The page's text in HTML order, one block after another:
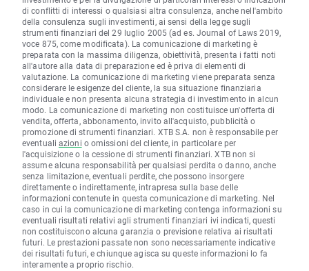
di conflitti di interessi o qualsiasi altra consulenza, anche nell'ambito
della consulenza sugli investimenti, ai sensi della legge sugli
strumenti finanziari del 29 luglio 2005 (ad es. Journal of Laws 2019,
voce 875, come modificata). La comunicazione di marketing è
preparata con la massima diligenza, obiettività, presenta i fatti noti
all'autore alla data di preparazione ed è priva di elementi di
valutazione. La comunicazione di marketing viene preparata senza
considerare le esigenze del cliente, la sua situazione finanziaria
individuale e non presenta alcuna strategia di investimento in alcun
modo. La comunicazione di marketing non costituisce un'offerta di
vendita, offerta, abbonamento, invito all'acquisto, pubblicità o
promozione di strumenti finanziari. XTB S.A. non è responsabile per
eventuali azioni o omissioni del cliente, in particolare per
l'acquisizione o la cessione di strumenti finanziari. XTB non si
assume alcuna responsabilità per qualsiasi perdita o danno, anche
senza limitazione, eventuali perdite, che possono insorgere
direttamente o indirettamente, intrapresa sulla base delle
informazioni contenute in questa comunicazione di marketing. Nel
caso in cui la comunicazione di marketing contenga informazioni su
eventuali risultati relativi agli strumenti finanziari ivi indicati, questi
non costituiscono alcuna garanzia o previsione relativa ai risultati
futuri. Le prestazioni passate non sono necessariamente indicative
dei risultati futuri, e chiunque agisca su queste informazioni lo fa
interamente a proprio rischio.